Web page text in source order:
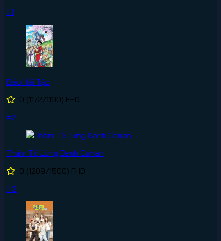
#1
Đảo Hải Tặc
0 (1172/1190) FHD
#2
Thám Tử Lừng Danh Conan
0 (1209/1500) FHD
#3